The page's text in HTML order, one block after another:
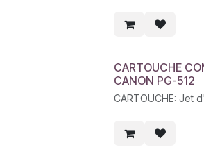
CARTOUCHE
CANON PG-512